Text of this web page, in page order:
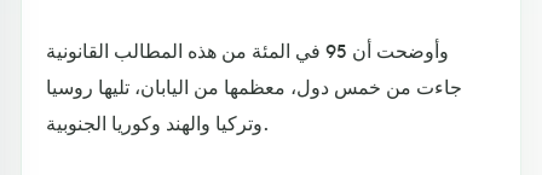
وأوضحت أن 95 في المئة من هذه المطالب القانونية
جاءت من خمس دول، معظمها من اليابان، تليها روسيا
وتركيا والهند وكوريا الجنوبية.